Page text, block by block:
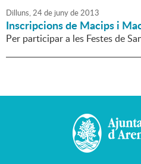
Dilluns,24de junyde2013
Inscripcions de Macips i
Per participar a les Festes de